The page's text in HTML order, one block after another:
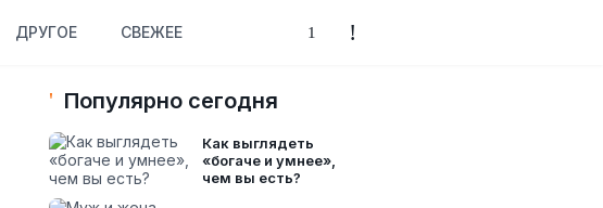
ДРУГОЕ СВЕЖЕЕ
Популярно сегодня
Как выглядеть
«богаче и умнее»,
чем вы есть?